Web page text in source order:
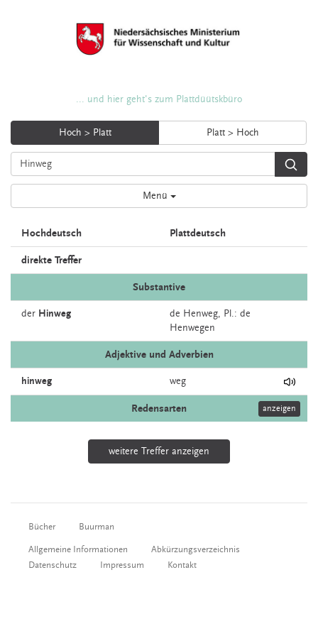
... und hier geht's zum Plattdüütskbüro
Hoch > Platt Platt > Hoch
Menü
Hochdeutsch Plattdeutsch
direkte Treffer
Substantive
der Hinweg de Henweg, Pl.: de
Henwegen
Adjektive und Adverbien
hinweg weg
Redensarten anzeigen
weitere Treffer anzeigen
Bücher Buurman
Allgemeine Informationen
Abkürzungsverzeichnis
Datenschutz
Impressum Kontakt